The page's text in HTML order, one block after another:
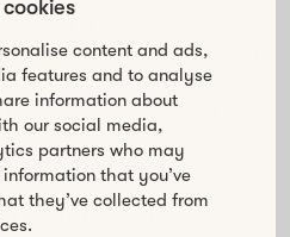
content and ads,
features and to analyse
information about
our social media,
partners who may
that you’ve
they’ve collected from
keskeisimpänä
oppia ja
johtajat odottavat
omaksua uusia rooleja
ympäristön tarpeisiin.
uusia, helposti